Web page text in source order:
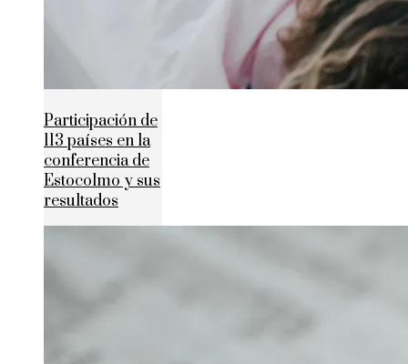
Participación de
113 países en la
conferencia de
Estocolmo y sus
resultados